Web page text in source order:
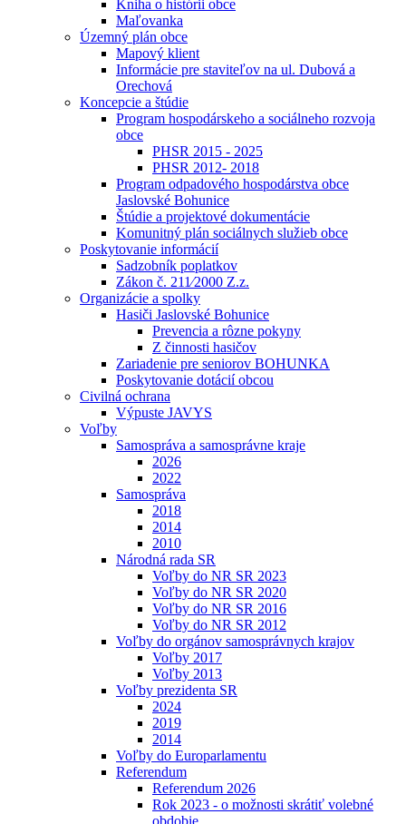
Kniha o histórii obce
Maľovanka
Územný plán obce
Mapový klient
Informácie pre staviteľov na ul. Dubová a
Orechová
Koncepcie a štúdie
Program hospodárskeho a sociálneho rozvoja
obce
PHSR 2015 - 2025
PHSR 2012- 2018
Program odpadového hospodárstva obce
Jaslovské Bohunice
Štúdie a projektové dokumentácie
Komunitný plán sociálnych služieb obce
Poskytovanie informácií
Sadzobník poplatkov
Zákon č. 211⁄2000 Z.z.
Organizácie a spolky
Hasiči Jaslovské Bohunice
Prevencia a rôzne pokyny
Z činnosti hasičov
Zariadenie pre seniorov BOHUNKA
Poskytovanie dotácií obcou
Civilná ochrana
Výpuste JAVYS
Voľby
Samospráva a samosprávne kraje
2026
2022
Samospráva
2018
2014
2010
Národná rada SR
Voľby do NR SR 2023
Voľby do NR SR 2020
Voľby do NR SR 2016
Voľby do NR SR 2012
Voľby do orgánov samosprávnych krajov
Voľby 2017
Voľby 2013
Voľby prezidenta SR
2024
2019
2014
Voľby do Europarlamentu
Referendum
Referendum 2026
Rok 2023 - o možnosti skrátiť volebné
obdobie